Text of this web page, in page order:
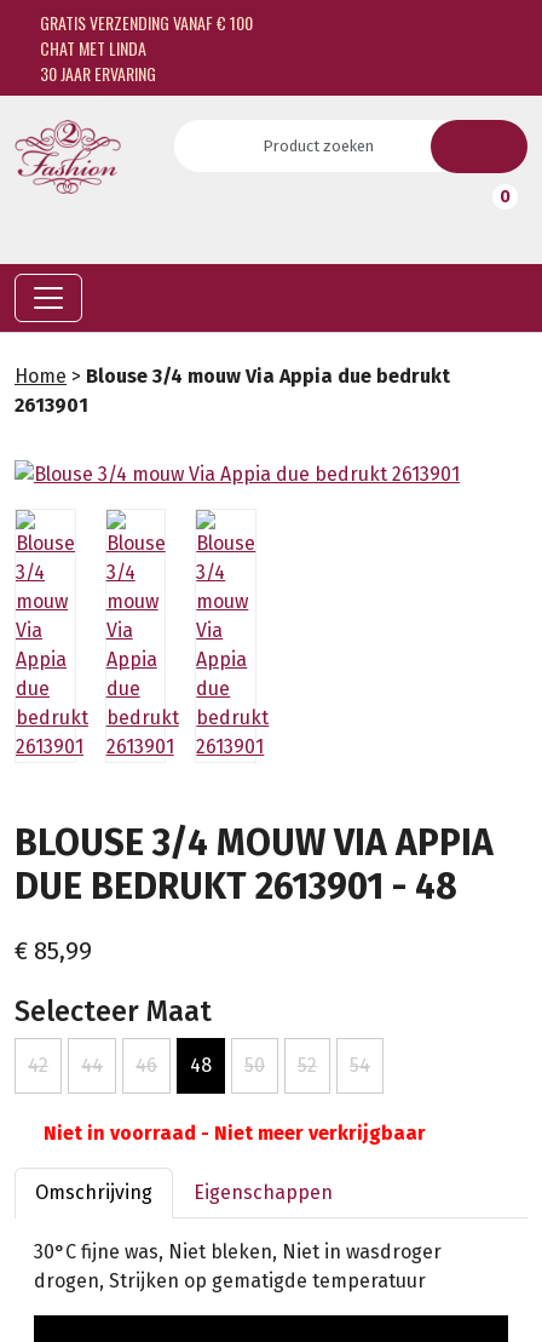
GRATIS VERZENDING VANAF € 100
CHAT MET LINDA
30 JAAR ERVARING
0
Home > Blouse 3/4 mouw Via Appia due bedrukt
2613901
BLOUSE 3/4 MOUW VIA APPIA
DUE BEDRUKT 2613901 - 48
€ 85,99
Selecteer Maat
42 44 46 48 50 52 54
Niet in voorraad - Niet meer verkrijgbaar
Omschrijving Eigenschappen
30°C fijne was, Niet bleken, Niet in wasdroger
drogen, Strijken op gematigde temperatuur